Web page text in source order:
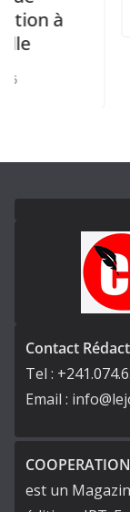
Contact
Tel :
Email :
est un